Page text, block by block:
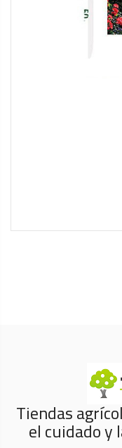
Tiendas
el cuidado y